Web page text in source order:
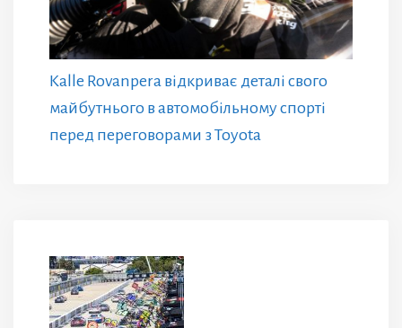
Kalle Rovanpera відкриває деталі свого
майбутнього в автомобільному спорті
перед переговорами з Toyota